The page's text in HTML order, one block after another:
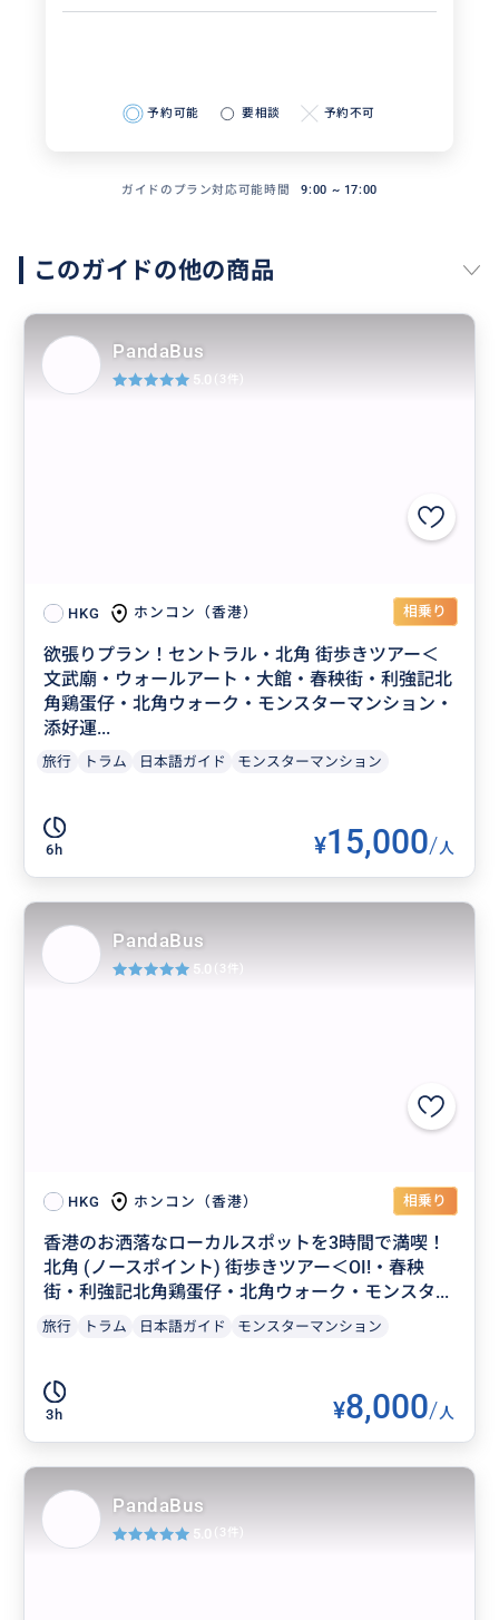
予約可能 要相談 予約不可
ガイドのプラン対応可能時間 9:00 ~ 17:00
このガイドの他の商品
HKG ホンコン（香港） 相乗り
欲張りプラン！セントラル・北角 街歩きツアー＜
文武廟・ウォールアート・大館・春秧街・利強記北
角鶏蛋仔・北角ウォーク・モンスターマンション・
添好運...
旅行 トラム 日本語ガイド モンスターマンション
6h ¥15,000/人
PandaBus
5.0 (3件)
HKG ホンコン（香港） 相乗り
香港のお洒落なローカルスポットを3時間で満喫！
北角 (ノースポイント) 街歩きツアー＜OI!・春秧
街・利強記北角鶏蛋仔・北角ウォーク・モンスタ...
旅行 トラム 日本語ガイド モンスターマンション
3h ¥8,000/人
PandaBus
5.0 (3件)
PandaBus
5.0 (3件)